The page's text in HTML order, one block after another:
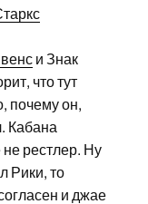
и Знак
что тут
почему он,
Кабана
не рестлер. Ну
Рики, то
и джае